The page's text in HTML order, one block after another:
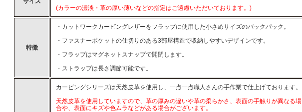
(カラーの濃淡・革の厚い薄いなどの指定はご遠慮いただいております。)
特徴
・カットワークカービングレザーをフラップに使用した小さめサイズのバックパック。
・ファスナーポケットの仕切りのある3部屋構造で収納しやすいデザインです。
・フラップはマグネットスナップで開閉します。
・ストラップは長さ調節可能です。
カービングシリーズは天然皮革を使用し、一点一点職人さんの手作業で仕上げております。
天然皮革を使用していますので、革の厚みの違いや革の柔らかさ、表面の手触りが異なる場
合や、表面にキズや色ムラなどがある場合がございます。